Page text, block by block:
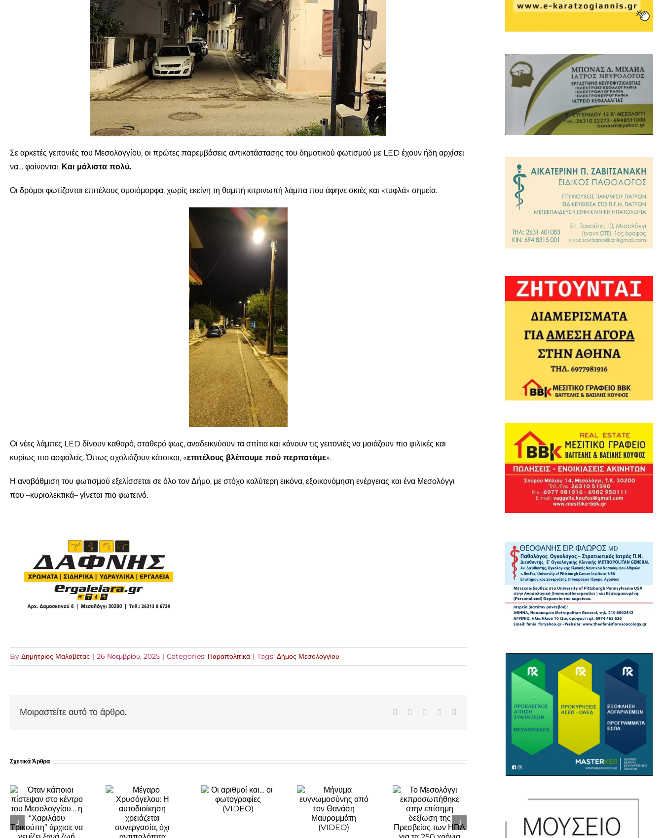
Σε αρκετές γειτονιές του Μεσολογγίου, οι πρώτες παρεμβάσεις αντικατάστασης του δημοτικού φωτισμού με LED έχουν ήδη αρχίσει
να… φαίνονται. Και μάλιστα πολύ.
Οι δρόμοι φωτίζονται επιτέλους ομοιόμορφα, χωρίς εκείνη τη θαμπή κιτρινωπή λάμπα που άφηνε σκιές και «τυφλά» σημεία.
Οι νέες λάμπες LED δίνουν καθαρό, σταθερό φως, αναδεικνύουν τα σπίτια και κάνουν τις γειτονιές να μοιάζουν πιο φιλικές και
κυρίως πιο ασφαλείς. Όπως σχολιάζουν κάτοικοι, «επιτέλους βλέπουμε πού περπατάμε».
Η αναβάθμιση του φωτισμού εξελίσσεται σε όλο τον Δήμο, με στόχο καλύτερη εικόνα, εξοικονόμηση ενέργειας και ένα Μεσολόγγι
που –κυριολεκτικά– γίνεται πιο φωτεινό.
By Δημήτριος Μαλαβέτας | 26 Νοεμβρίου, 2025 | Categories: Παραπολιτικά | Tags: Δήμος Μεσολογγίου
Μοιραστείτε αυτό το άρθρο. Facebook LinkedInWhatsApp
Σχετικά Άρθρα
Χρυσόγελου:
Η
αυτοδιοίκηση
χρειάζεται
Οι αριθμοί
και… οι
φωτογραφίες
(VIDEO)
Μήνυμα
ευγνωμοσύνης
από τον
εκπροσωπήθηκε
στην επίσημη
δεξίωση της
Πρεσβείας